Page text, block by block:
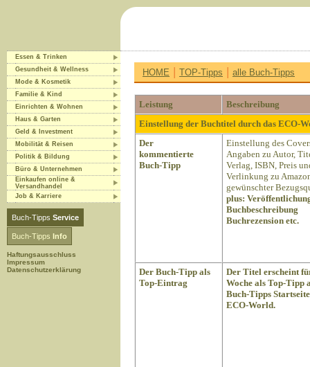
Essen & Trinken
Gesundheit & Wellness
Mode & Kosmetik
Familie & Kind
Einrichten & Wohnen
Haus & Garten
Geld & Investment
Mobilität & Reisen
Politik & Bildung
Büro & Unternehmen
Einkaufen online &
Versandhandel
Job & Karriere
Buch-Tipps Service
Buch-Tipps Info
Haftungsausschluss
Impressum
Datenschutzerklärung
HOME | TOP-Tipps | alle Buch-Tipps
Leistung
Beschreibung
Einstellung der Buchtitel durch das ECO-
Der
kommentierte
Buch-Tipp
Einstellung des
Angaben zu Autor,
Verlag, ISBN, Preis
Verlinkung zu
gewünschter
plus:
Buchbeschreibung
Buchrezension etc.
Der Buch-Tipp als
Top-Eintrag
Der Titel erscheint
Woche als Top-Tipp
Buch-Tipps
ECO-World.